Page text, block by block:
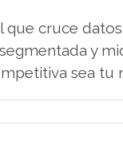
cruce
y
sea tu